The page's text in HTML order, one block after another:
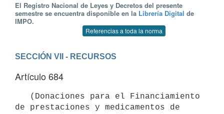
El Registro Nacional de Leyes y Decretos del presente
semestre se encuentra disponible en la Librería Digital de
IMPO.
Referencias a toda la norma
SECCIÓN VII - RECURSOS
Artículo 684
de prestaciones y medicamentos de